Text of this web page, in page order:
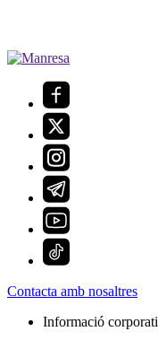
Contacta amb nosaltres
Informació